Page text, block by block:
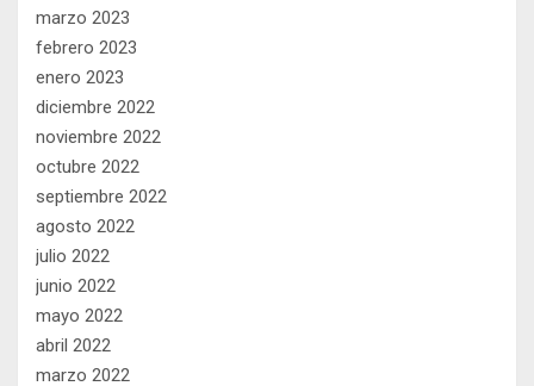
marzo 2023
febrero 2023
enero 2023
diciembre 2022
noviembre 2022
octubre 2022
septiembre 2022
agosto 2022
julio 2022
junio 2022
mayo 2022
abril 2022
marzo 2022